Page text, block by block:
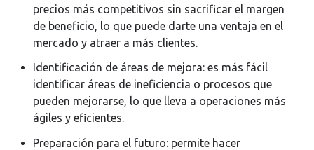
precios más competitivos sin sacrificar el margen
de beneficio, lo que puede darte una ventaja en el
mercado y atraer a más clientes.
Identificación de áreas de mejora: es más fácil
identificar áreas de ineficiencia o procesos que
pueden mejorarse, lo que lleva a operaciones más
ágiles y eficientes.
Preparación para el futuro: permite hacer